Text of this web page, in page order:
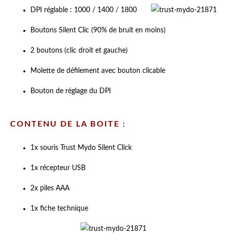
DPI réglable : 1000 / 1400 / 1800
Boutons Silent Clic (90% de bruit en moins)
2 boutons (clic droit et gauche)
Molette de défilement avec bouton clicable
Bouton de réglage du DPI
CONTENU DE LA BOITE :
1x souris Trust Mydo Silent Click
1x récepteur USB
2x piles AAA
1x fiche technique